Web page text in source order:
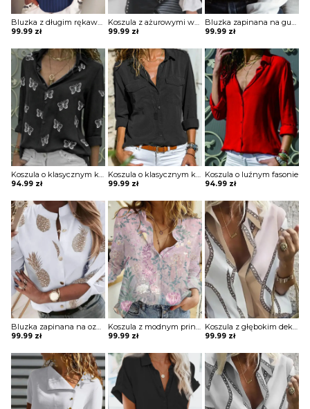
Bluzka z długim rękawem na guziki
99.99 zł
Koszula z ażurowymi wstawkami
99.99 zł
Bluzka zapinana na guziki z pętelkami
99.99 zł
Koszula o klasycznym kroju z printem
94.99 zł
Koszula o klasycznym kroju z kieszeniami na piersi
99.99 zł
Koszula o luźnym fasonie
94.99 zł
Bluzka zapinana na ozdobne guziki z printem
99.99 zł
Koszula z modnym printem
99.99 zł
Koszula z głębokim dekoltem w kształcie litery V z printem
99.99 zł